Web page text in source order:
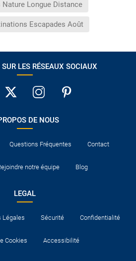
Longue Distance
Escapades Août
LES RÉSEAUX SOCIAUX
DE NOUS
Questions Fréquentes Contact
notre équipe Blog
LEGAL
Légales Sécurité Confidentialité
Cookies Accessibilité